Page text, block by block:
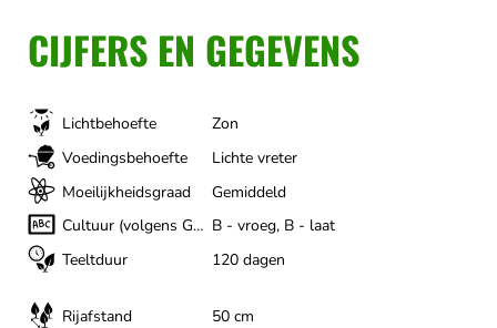
CIJFERS EN GEGEVENS
Lichtbehoefte
Zon
Voedingsbehoefte
Lichte vreter
Moeilijkheidsgraad
Gemiddeld
Cultuur (volgens Gertrud Franck)
B - vroeg, B - laat
Teeltduur
120 dagen
Rijafstand
50 cm